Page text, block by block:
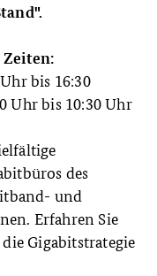
Zeiten:
bis 16:30
Uhr bis 10:30 Uhr
des
und
Erfahren Sie
Gigabitstrategie